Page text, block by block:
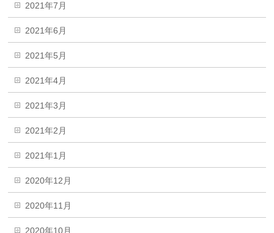
2021年7月
2021年6月
2021年5月
2021年4月
2021年3月
2021年2月
2021年1月
2020年12月
2020年11月
2020年10月